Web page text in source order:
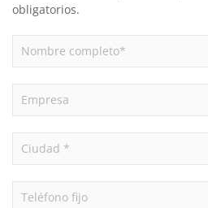
obligatorios.